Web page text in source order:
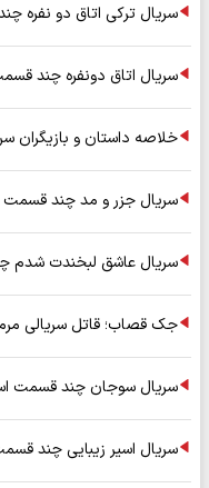
سریال ترکی اتاق دو نفره
سریال اتاق دونفره چند
خلاصه داستان و
سریال جزر و مد چند قسمت
سریال عاشق لبخندت شدم
جک قصاب؛ قاتل سریالی
سریال سوجان چند قسمت
سریال اسیر زیبایی چند